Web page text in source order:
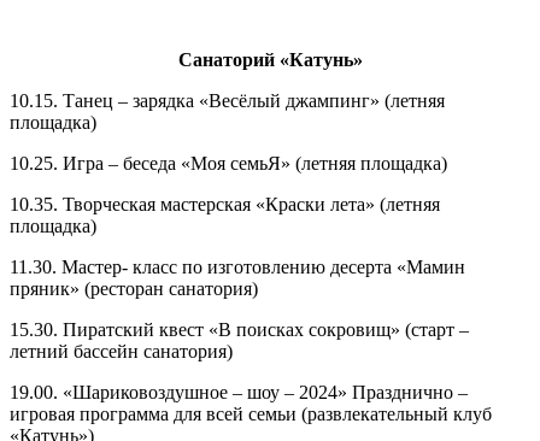
Санаторий «Катунь»
10.15. Танец – зарядка «Весёлый джампинг» (летняя
площадка)
10.25. Игра – беседа «Моя семьЯ» (летняя площадка)
10.35. Творческая мастерская «Краски лета» (летняя
площадка)
11.30. Мастер- класс по изготовлению десерта «Мамин
пряник» (ресторан санатория)
15.30. Пиратский квест «В поисках сокровищ» (старт –
летний бассейн санатория)
19.00. «Шариковоздушное – шоу – 2024» Празднично –
игровая программа для всей семьи (развлекательный клуб
«Катунь»)